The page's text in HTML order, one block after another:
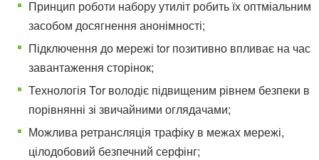
Принцип роботи набору утиліт робить їх оптміальним
засобом досягнення анонімності;
Підключення до мережі tor позитивно впливає на час
завантаження сторінок;
Технологія Tor володіє підвищеним рівнем безпеки в
порівнянні зі звичайними оглядачами;
Можлива ретрансляція трафіку в межах мережі,
цілодобовий безпечний серфінг;